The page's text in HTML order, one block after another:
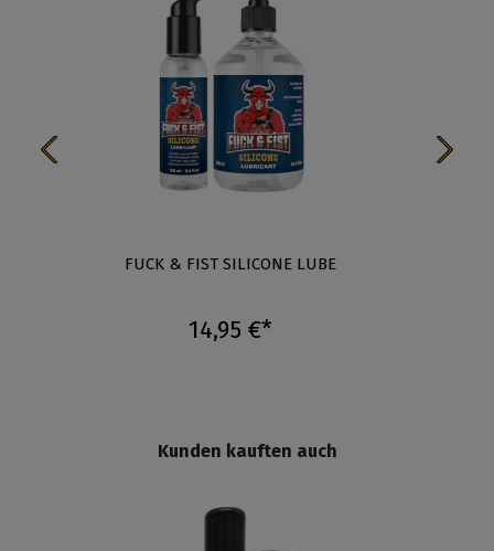
FUCK & FIST SILICONE LUBE
14,95 €*
Kunden kauften auch